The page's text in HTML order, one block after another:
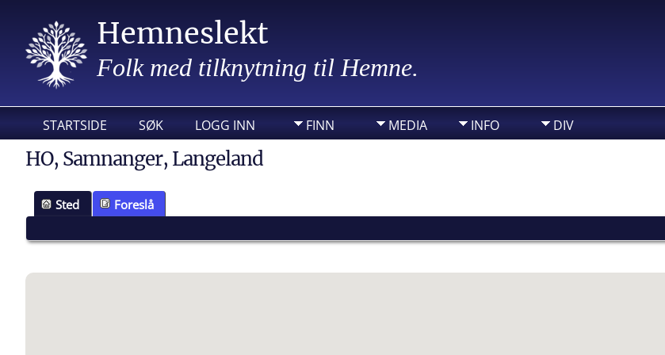
Hemneslekt
Folk med tilknytning til Hemne.
STARTSIDE SØK LOGG INN FINN MEDIA INFO DIV
HO, Samnanger, Langeland
Sted Foreslå